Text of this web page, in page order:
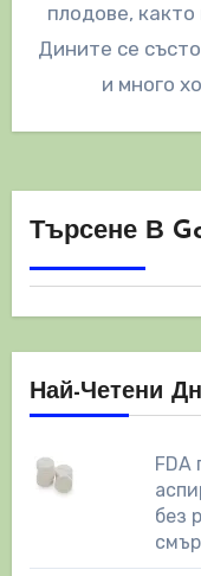
плодове,
Дините се
и много
Търсене В
Най-Четени
FDA
без